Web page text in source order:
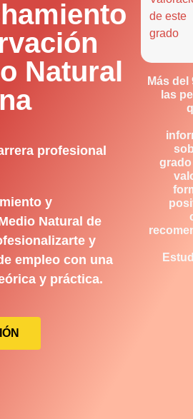
Natural
profesional
y
Natural de
y
empleo con una
y práctica.
de este
grado
Más del
las